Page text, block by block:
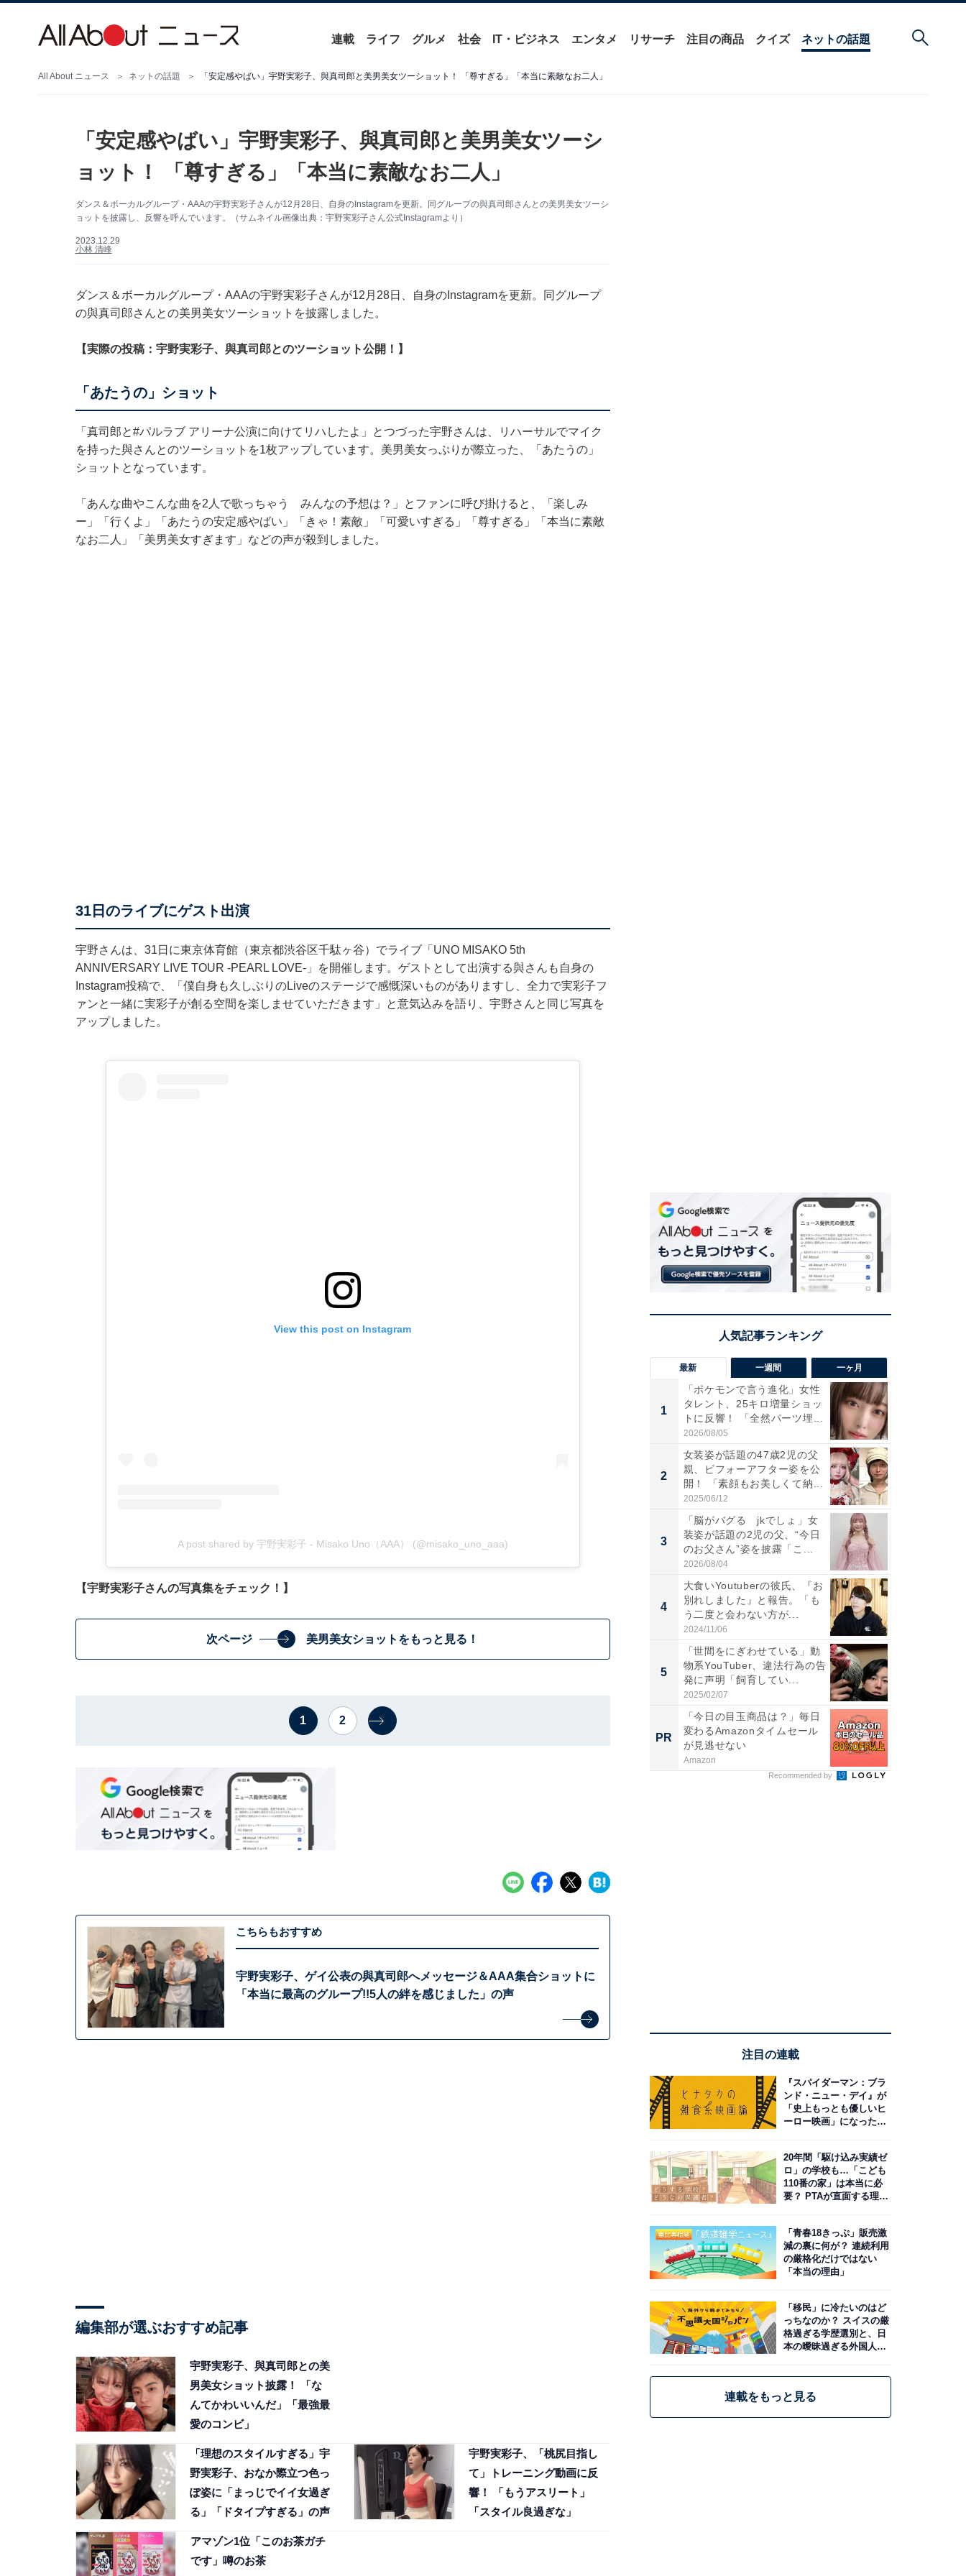
連載 ライフ グルメ 社会 IT・ビジネス エンタメ リサーチ 注目の商品 クイズ ネットの話題
All About ニュース ネットの話題 「安定感やばい」宇野実彩子、與真司郎と美男美女ツーショット！ 「尊すぎる」「本当に素敵なお二人」
「安定感やばい」宇野実彩子、與真司郎と美男美女ツーシ
ョット！ 「尊すぎる」「本当に素敵なお二人」
ダンス＆ボーカルグループ・AAAの宇野実彩子さんが12月28日、自身のInstagramを更新。同グループの與真司郎さんとの美男美女ツーシ
ョットを披露し、反響を呼んでいます。（サムネイル画像出典：宇野実彩子さん公式Instagramより）
2023.12.29
小林 清峰
ダンス＆ボーカルグループ・AAAの宇野実彩子さんが12月28日、自身のInstagramを更新。同グループ
の與真司郎さんとの美男美女ツーショットを披露しました。
【実際の投稿：宇野実彩子、與真司郎とのツーショット公開！】
「あたうの」ショット
「真司郎と#パルラブ アリーナ公演に向けてリハしたよ」とつづった宇野さんは、リハーサルでマイク
を持った與さんとのツーショットを1枚アップしています。美男美女っぷりが際立った、「あたうの」
ショットとなっています。
「あんな曲やこんな曲を2人で歌っちゃう みんなの予想は？」とファンに呼び掛けると、「楽しみ
ー」「行くよ」「あたうの安定感やばい」「きゃ！素敵」「可愛いすぎる」「尊すぎる」「本当に素敵
なお二人」「美男美女すぎます」などの声が殺到しました。
31日のライブにゲスト出演
宇野さんは、31日に東京体育館（東京都渋谷区千駄ヶ谷）でライブ「UNO MISAKO 5th
ANNIVERSARY LIVE TOUR -PEARL LOVE-」を開催します。ゲストとして出演する與さんも自身の
Instagram投稿で、「僕自身も久しぶりのLiveのステージで感慨深いものがありますし、全力で実彩子フ
ァンと一緒に実彩子が創る空間を楽しませていただきます」と意気込みを語り、宇野さんと同じ写真を
アップしました。
View this post on Instagram
A post shared by 宇野実彩子 - Misako Uno（AAA） (@misako_uno_aaa)
【宇野実彩子さんの写真集をチェック！】
次ページ 美男美女ショットをもっと見る！
1 2
こちらもおすすめ
宇野実彩子、ゲイ公表の與真司郎へメッセージ＆AAA集合ショットに
「本当に最高のグループ!!5人の絆を感じました」の声
編集部が選ぶおすすめ記事
宇野実彩子、與真司郎との美
男美女ショット披露！ 「な
んてかわいいんだ」「最強最
愛のコンビ」
「理想のスタイルすぎる」宇
野実彩子、おなか際立つ色っ
ぽ姿に「まっじでイイ女過ぎ
る」「ドタイプすぎる」の声
宇野実彩子、「桃尻目指し
て」トレーニング動画に反
響！ 「もうアスリート」
「スタイル良過ぎな」
アマゾン1位「このお茶ガチ
です」噂のお茶
最新 一週間 一ヶ月
1
「ポケモンで言う進化」女性
タレント、25キロ増量ショッ
トに反響！ 「全然パーツ埋...
2026/08/05
2
女装姿が話題の47歳2児の父
親、ビフォーアフター姿を公
開！ 「素顔もお美しくて納...
2025/06/12
3
「脳がバグる jkでしょ」女
装姿が話題の2児の父、“今日
のお父さん”姿を披露「こ...
2026/08/04
4
大食いYoutuberの彼氏、『お
別れしました』と報告。「も
う二度と会わない方が...
2024/11/06
5
「世間をにぎわせている」動
物系YouTuber、違法行為の告
発に声明「飼育してい...
2025/02/07
PR
「今日の目玉商品は？」毎日
変わるAmazonタイムセール
が見逃せない
Amazon
Recommended by
注目の連載
『スパイダーマン：ブラ
ンド・ニュー・デイ』が
「史上もっとも優しいヒ
ーロー映画」になった理
20年間「駆け込み実績ゼ
ロ」の学校も…「こども
110番の家」は本当に必
要？ PTAが直面する理想
「青春18きっぷ」販売激
減の裏に何が？ 連続利用
の厳格化だけではない
「本当の理由」
「移民」に冷たいのはど
っちなのか？ スイスの厳
格過ぎる学歴選別と、日
本の曖昧過ぎる外国人政
連載をもっと見る